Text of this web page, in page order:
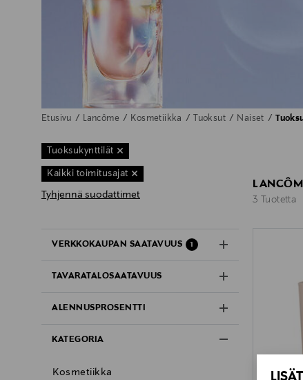
Etusivu Lancôme Kosmetiikka Tuoksut Naiset
Tuoksukynttilät
Kaikki toimitusajat
Tyhjennä suodattimet
VERKKOKAUPAN SAATAVUUS 1
TAVARATALOSAATAVUUS
ALENNUSPROSENTTI
KATEGORIA
Kosmetiikka
3 Tuotetta